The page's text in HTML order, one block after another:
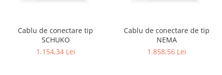
Accesorii de trecere a apei si
Cablu de conectare tip
SCHUKO
1.154,34 Lei
Cablu de conectare de tip
NEMA
1.858,56 Lei